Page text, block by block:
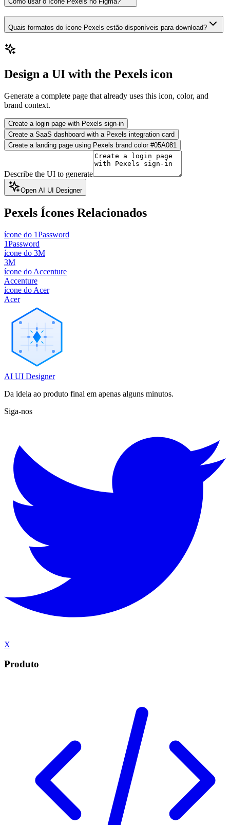
Quais formatos do ícone Pexels estão disponíveis para download?
Design a UI with the Pexels icon
Generate a complete page that already uses this icon, color, and
brand context.
Create a login page with Pexels sign-in
Create a SaaS dashboard with a Pexels integration card
Create a landing page using Pexels brand color #05A081
Describe the UI to generate
Open AI UI Designer
Pexels Ícones Relacionados
ícone do 1Password
1Password
ícone do 3M
3M
ícone do Accenture
Accenture
ícone do Acer
Acer
AI UI Designer
Da ideia ao produto final em apenas alguns minutos.
Siga-nos
X
Produto